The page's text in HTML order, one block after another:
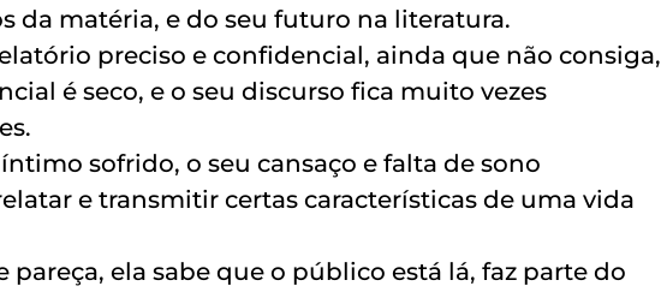
da matéria, e do seu futuro na literatura.
preciso e confidencial, ainda que não consiga,
é seco, e o seu discurso fica muito vezes
sofrido, o seu cansaço e falta de sono
e transmitir certas características de uma vida
pareça, ela sabe que o público está lá, faz parte do